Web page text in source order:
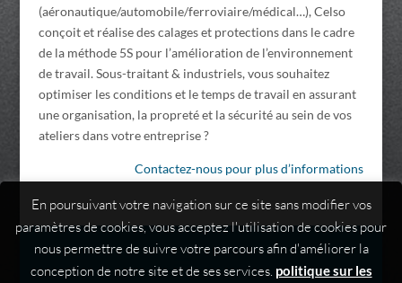
(aéronautique/automobile/ferroviaire/médical…), Celso
conçoit et réalise des calages et protections dans le cadre
de la méthode 5S pour l’amélioration de l’environnement
de travail. Sous-traitant & industriels, vous souhaitez
optimiser les conditions et le temps de travail en assurant
une organisation, la propreté et la sécurité au sein de vos
ateliers dans votre entreprise ?
Contactez-nous pour plus d’informations
En poursuivant votre navigation sur ce site sans modifier vos
paramètres de cookies, vous acceptez l'utilisation de cookies pour
nous permettre de suivre votre parcours afin d'améliorer la
conception de notre site et de ses services. politique sur les